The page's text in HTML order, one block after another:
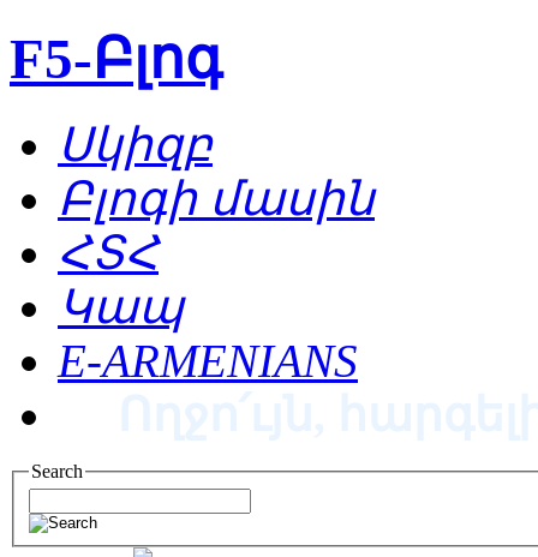
F5-Բլոգ
Սկիզբ
Բլոգի մասին
ՀՏՀ
Կապ
E-ARMENIANS
Search